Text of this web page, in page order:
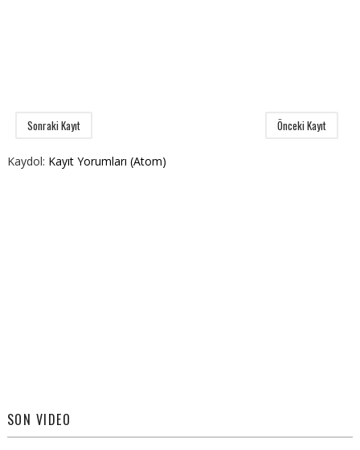
Sonraki Kayıt Önceki Kayıt
Kaydol: Kayıt Yorumları (Atom)
SON VIDEO